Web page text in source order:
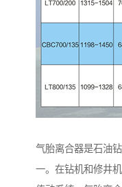
气胎离合器是石油
一。在钻机和修井